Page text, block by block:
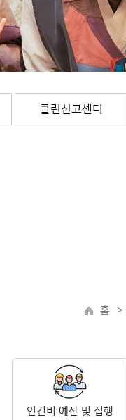
클린신고센터
>
홈
인건비 예산 및 집행